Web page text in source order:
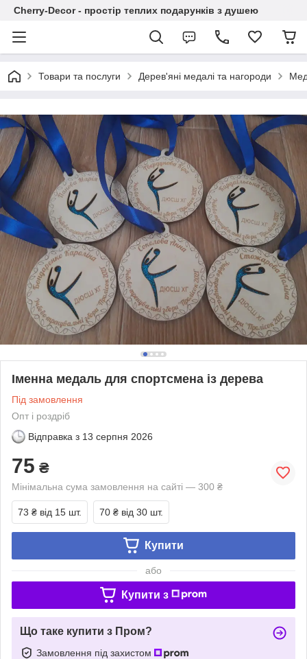
Cherry-Decor - простір теплих подарунків з душею
Товари та послуги Дерев'яні медалі та нагороди
Іменна медаль для спортсмена із дерева
Під замовлення
Опт і роздріб
Відправка з 13 серпня 2026
75 ₴
Мінімальна сума замовлення на сайті — 300 ₴
73 ₴ від 15 шт. 70 ₴ від 30 шт.
Купити
або
Купити з
Що таке купити з Пром?
Замовлення під захистом